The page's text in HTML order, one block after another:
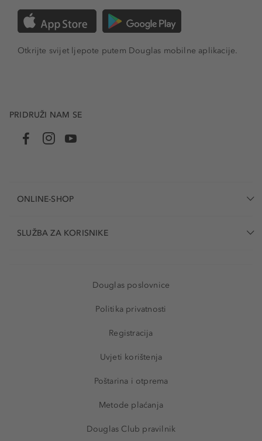
Otkrijte svijet ljepote putem Douglas mobilne aplikacije.
PRIDRUŽI NAM SE
ONLINE-SHOP
SLUŽBA ZA KORISNIKE
Douglas poslovnice
Politika privatnosti
Registracija
Uvjeti korištenja
Poštarina i otprema
Metode plaćanja
Douglas Club pravilnik